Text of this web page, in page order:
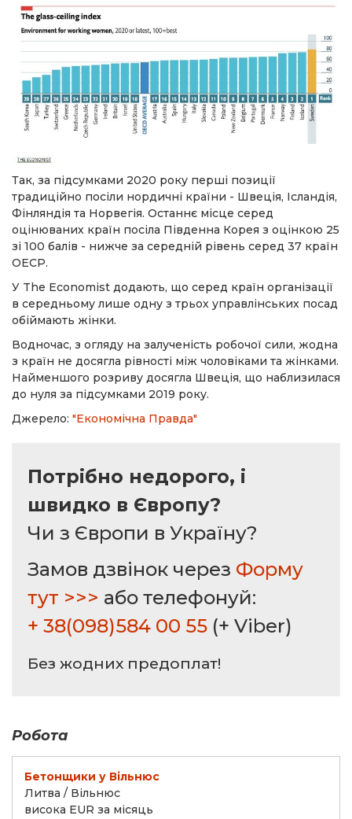
Так, за підсумками 2020 року перші позиції
традиційно посіли нордичні країни - Швеція, Ісландія,
Фінляндія та Норвегія. Останнє місце серед
оцінюваних країн посіла Південна Корея з оцінкою 25
зі 100 балів - нижче за середній рівень серед 37 країн
ОЕСР.
У The Economist додають, що серед країн організації
в середньому лише одну з трьох управлінських посад
обіймають жінки.
Водночас, з огляду на залученість робочої сили, жодна
з країн не досягла рівності між чоловіками та жінками.
Найменшого розриву досягла Швеція, що наблизилася
до нуля за підсумками 2019 року.
Джерело: "Економічна Правда"
Потрібно недорого, і
швидко в Європу?
Чи з Європи в Україну?
Замов дзвінок через Форму
тут >>> або телефонуй:
+ 38(098)584 00 55 (+ Viber)
Без жодних предоплат!
Робота
Бетонщики у Вільнюс
Литва / Вільнюс
висока EUR за місяць